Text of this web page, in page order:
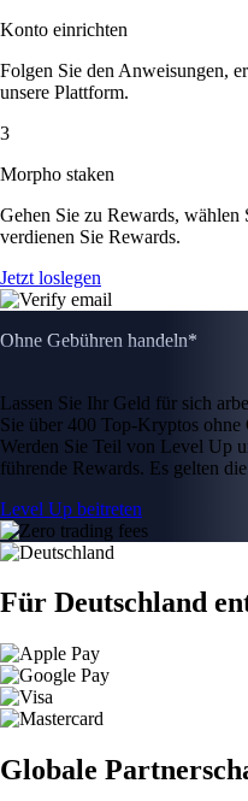
Konto einrichten
Folgen Sie den Anweisungen,
unsere Plattform.
3
Morpho staken
Gehen Sie zu Rewards, wählen
verdienen Sie Rewards.
Jetzt loslegen
Ohne Gebühren handeln*
Lassen Sie Ihr Geld für sich
Sie über 400 Top-Kryptos
Werden Sie Teil von Level Up
führende Rewards. Es gelten
Level Up beitreten
Für Deutschland
Globale